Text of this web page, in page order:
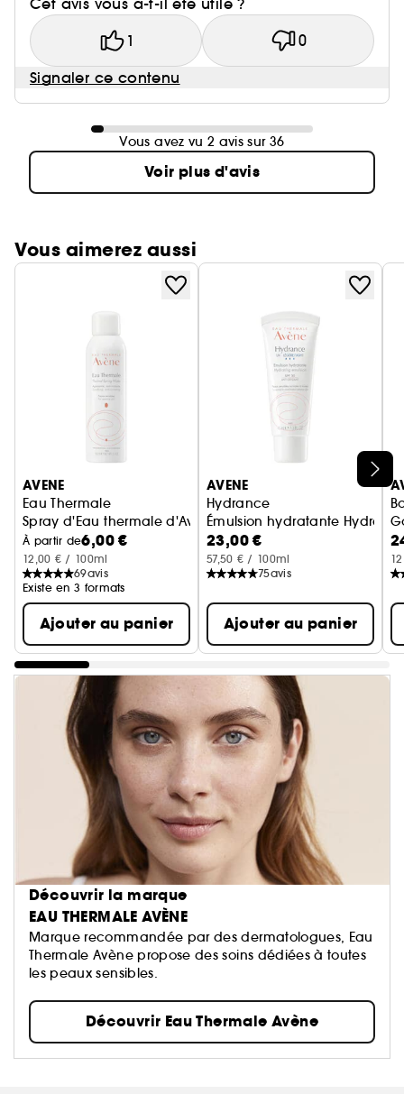
Cet avis vous a-t-il été utile ?
1 0
Signaler ce contenu
Vous avez vu 2 avis sur 36
Voir plus d'avis
Vous aimerez aussi
Ignorer le carrousel produits
AVENE
Eau Thermale
Spray d'Eau thermale d'Avène
À partir de6,00 €
12,00 € / 100ml
69avis
Existe en 3 formats
Ajouter au panier
AVENE
Hydrance
Émulsion hydratante
23,00 €
57,50 € / 100ml
75avis
Ajouter au panier
Découvrir la marque
EAU THERMALE AVÈNE
Marque recommandée par des dermatologues, Eau
Thermale Avène propose des soins dédiées à toutes
les peaux sensibles.
Découvrir Eau Thermale Avène